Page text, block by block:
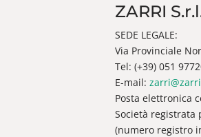
ZARRI
SEDE LEGALE:
Via Provinciale
Tel: (+39) 051
E-mail:
Posta elettronica
Società registrata
(numero registro